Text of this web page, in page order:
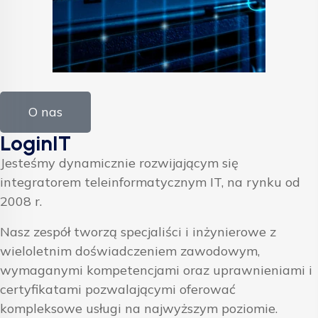
O nas
LoginIT
Jesteśmy dynamicznie rozwijającym się
integratorem teleinformatycznym IT, na rynku od
2008 r.
Nasz zespół tworzą specjaliści i inżynierowe z
wieloletnim doświadczeniem zawodowym,
wymaganymi kompetencjami oraz uprawnieniami i
certyfikatami pozwalającymi oferować
kompleksowe usługi na najwyższym poziomie.